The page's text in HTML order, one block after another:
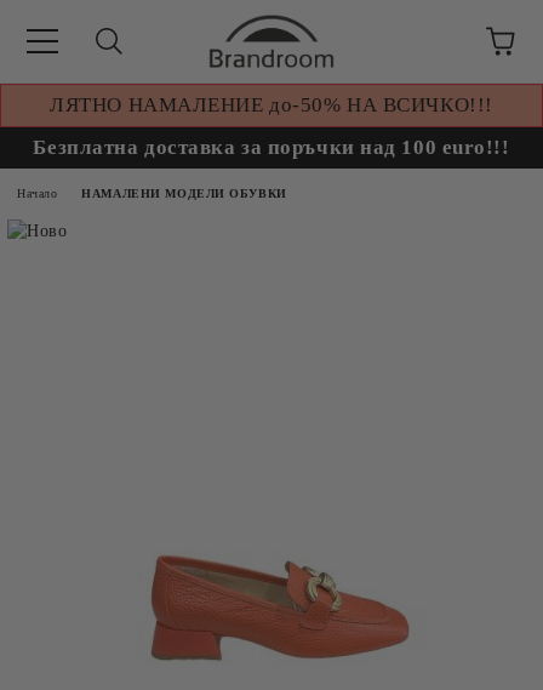
ЛЯТНО НАМАЛЕНИЕ до-50% НА ВСИЧКО!!!
Безплатна доставка за поръчки над 100 euro!!!
Начало НАМАЛЕНИ МОДЕЛИ ОБУВКИ